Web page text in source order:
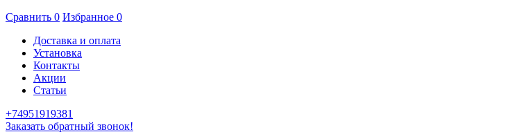
Сравнить 0 Избранное 0
Доставка и оплата
Установка
Контакты
Акции
Статьи
+74951919381
Заказать обратный звонок!